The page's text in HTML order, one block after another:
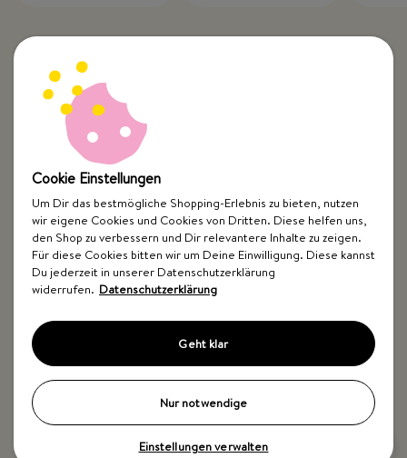
Top Kategorien
Just Spices
Impressum WiderrufsbelehrungDatenschutzBarrierefreiheit
Cookie Einstellungen
Um Dir das bestmögliche Shopping-Erlebnis zu bieten, nutzen
wir eigene Cookies und Cookies von Dritten. Diese helfen uns,
den Shop zu verbessern und Dir relevantere Inhalte zu zeigen.
Für diese Cookies bitten wir um Deine Einwilligung. Diese kannst
Du jederzeit in unserer Datenschutzerklärung
widerrufen. Datenschutzerklärung
Geht klar
Nur notwendige
Einstellungen verwalten